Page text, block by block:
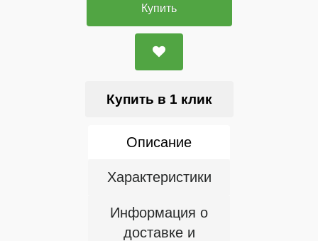
Купить
Купить в 1 клик
Описание
Характеристики
Информация о
доставке и